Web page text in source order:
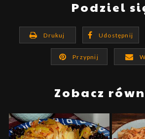
Podziel
Drukuj Udostępnij
Przypnij
Zobacz